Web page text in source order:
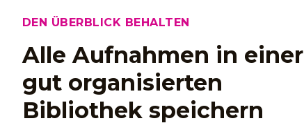
DEN ÜBERBLICK BEHALTEN
Alle Aufnahmen in einer
gut organisierten
Bibliothek speichern